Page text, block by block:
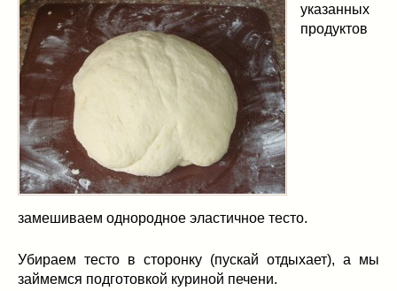
указанных
продуктов
замешиваем однородное эластичное тесто.
Убираем тесто в сторонку (пускай отдыхает), а мы
займемся подготовкой куриной печени.